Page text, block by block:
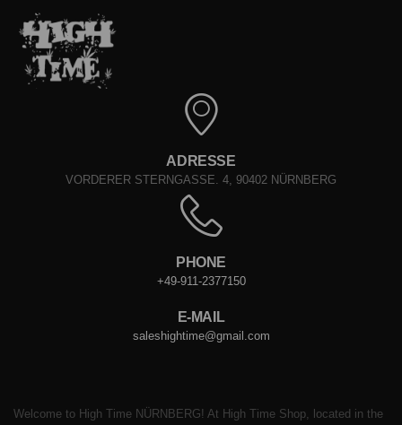
ADRESSE
VORDERER STERNGASSE. 4, 90402 NÜRNBERG
PHONE
+49-911-2377150
E-MAIL
saleshightime@gmail.com
Welcome to High Time NÜRNBERG! At High Time Shop, located in the